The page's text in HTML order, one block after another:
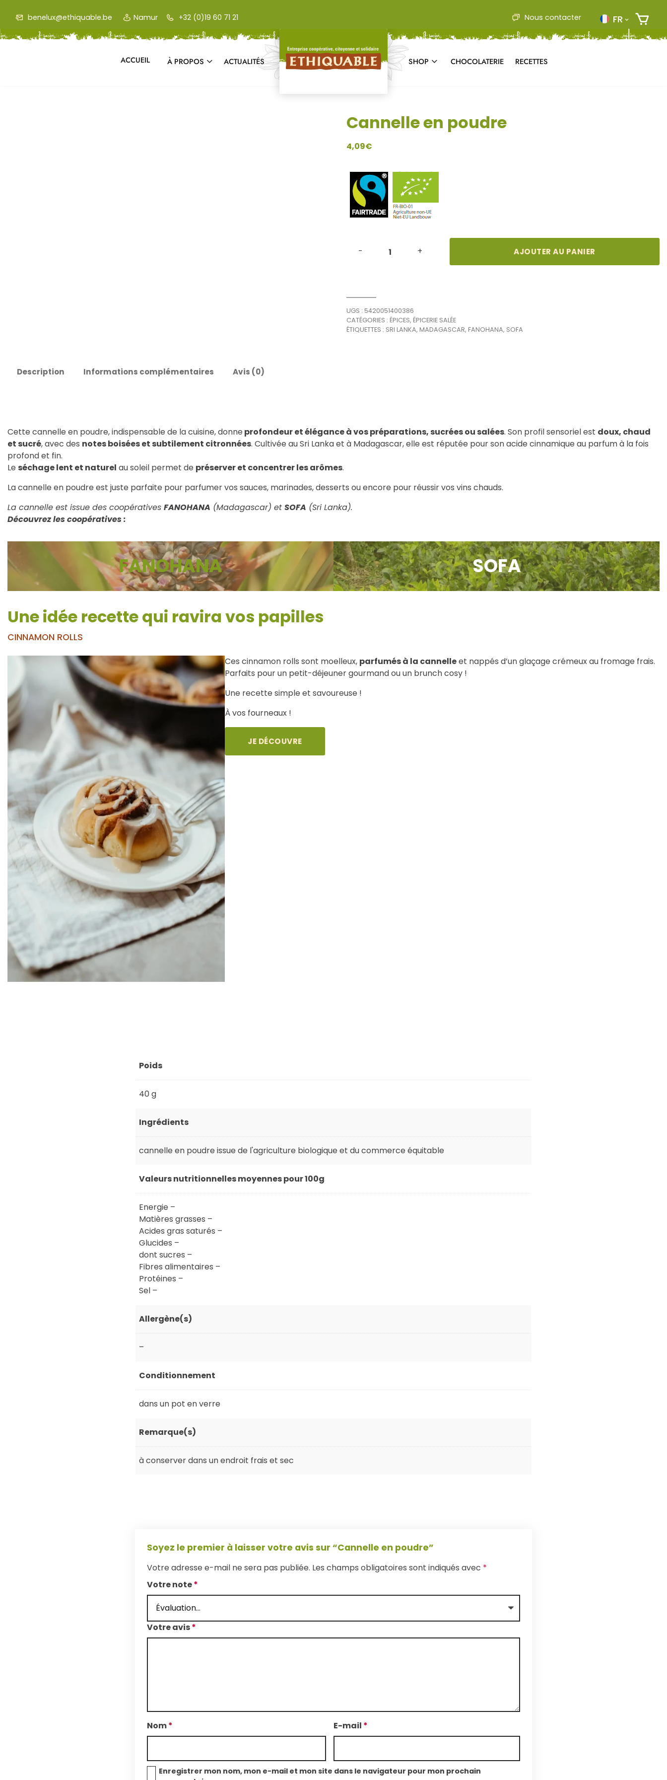
benelux@ethiquable.be Namur +32 (0)19 60 71 21 Nous contacter FR
ACCUEIL À PROPOS ACTUALITÉS SHOP CHOCOLATERIE RECETTES
Cannelle en poudre
4,09€
Cannelle
- + AJOUTER AU PANIER
UGS :5420051400386
CATÉGORIES :ÉPICES,ÉPICERIE SALÉE
ÉTIQUETTES : SRI LANKA,MADAGASCAR,FANOHANA, SOFA
Description Informations complémentaires Avis (0)
Cette cannelle en poudre, indispensable de la cuisine, donne profondeur et élégance à vos préparations, sucrées ou salées. Son profil sensoriel est doux, chaud
et sucré, avec des notes boisées et subtilement citronnées. Cultivée au Sri Lanka et à Madagascar, elle est réputée pour son acide cinnamique au parfum à la fois
profond et fin.
Le séchage lent et naturel au soleil permet de préserver et concentrer les arômes.
La cannelle en poudre est juste parfaite pour parfumer vos sauces, marinades, desserts ou encore pour réussir vos vins chauds.
La cannelle est issue des coopératives FANOHANA (Madagascar) et SOFA (Sri Lanka).
Découvrez les coopératives :
FANOHANA SOFA
Une idée recette qui ravira vos papilles
CINNAMON ROLLS
Ces cinnamon rolls sont moelleux, parfumés à la cannelleet nappés d’un glaçage crémeux au fromage frais.
Parfaits pour un petit-déjeuner gourmand ou un brunch cosy !
Une recette simple et savoureuse !
À vos fourneaux !
JE DÉCOUVRE
Poids
40 g
Ingrédients
cannelle en poudre issue de l'agriculture biologique et du commerce équitable
Valeurs nutritionnelles moyennes pour 100g
Energie –
Matières grasses –
Acides gras saturés –
Glucides –
dont sucres –
Fibres alimentaires –
Protéines –
Sel –
Allergène(s)
–
Conditionnement
dans un pot en verre
Remarque(s)
à conserver dans un endroit frais et sec
Soyez le premier à laisser votre avis sur “Cannelle en poudre”
Votre adresse e-mail ne sera pas publiée. Les champs obligatoires sont indiqués avec *
Votre note*
Votre avis*
Nom* E-mail *
Enregistrer mon nom, mon e-mail et mon site dans le navigateur pour mon prochain